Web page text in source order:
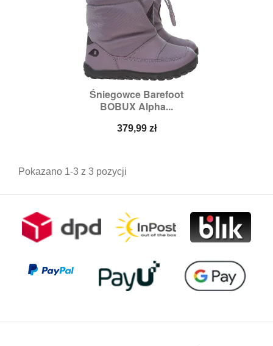
Śniegowce Barefoot
BOBUX Alpha...
Cena
379,99 zł
Pokazano 1-3 z 3 pozycji